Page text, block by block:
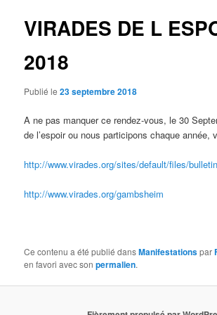
VIRADES DE L
2018
Publié le23 septembre 2018
A ne pas manquer ce rendez-vous, le 30
de l’espoir ou nous participons chaque année,
http://www.virades.org/sites/default/files/
http://www.virades.org/gambsheim
Ce contenu a été publié dansManifestationspar
en favori avec sonpermalien.